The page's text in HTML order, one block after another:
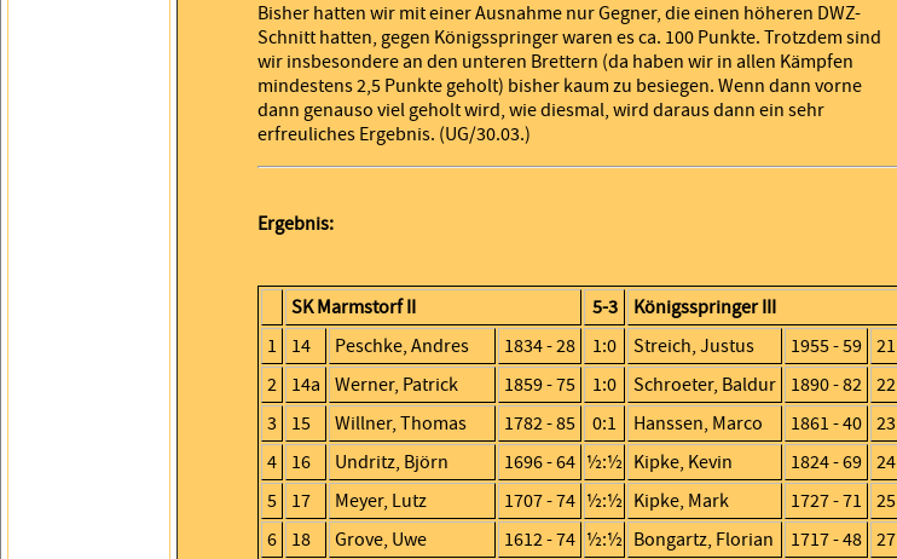
Bisher hatten wir mit einer Ausnahme nur Gegner, die einen höheren DWZ-
Schnitt hatten, gegen Königsspringer waren es ca. 100 Punkte. Trotzdem sind
wir insbesondere an den unteren Brettern (da haben wir in allen Kämpfen
mindestens 2,5 Punkte geholt) bisher kaum zu besiegen. Wenn dann vorne
dann genauso viel geholt wird, wie diesmal, wird daraus dann ein sehr
erfreuliches Ergebnis. (UG/30.03.)
Ergebnis:
SK Marmstorf II 5-3
Königsspringer III
1
14 Peschke, Andres 1834 - 28 1:0 Streich, Justus 1955 - 59 21
2
14a Werner, Patrick 1859 - 75 1:0 Schroeter, Baldur 1890 - 82 22
3
15 Willner, Thomas 1782 - 85 0:1 Hanssen, Marco 1861 - 40 23
4
16 Undritz, Björn 1696 - 64 ½:½ Kipke, Kevin 1824 - 69 24
5
17 Meyer, Lutz 1707 - 74 ½:½ Kipke, Mark 1727 - 71
25
6
18 Grove, Uwe 1612 - 74 ½:½ Bongartz, Florian 1717 - 48 27